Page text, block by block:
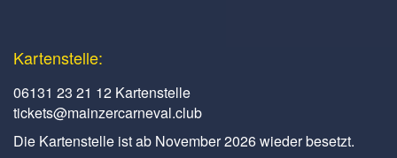
Kartenstelle:
06131 23 21 12 Kartenstelle
tickets@mainzercarneval.club
Die Kartenstelle ist ab November 2026 wieder besetzt.